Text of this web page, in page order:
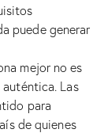
puede generar
mejor no es
auténtica. Las
para
de quienes